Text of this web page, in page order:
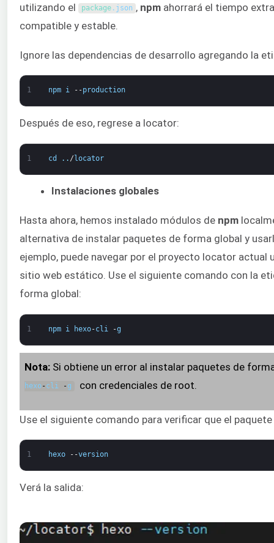
utilizando el
package. json , npmahorrará el tiempo
compatible y estable.
Ignore las dependencias de desarrollo agregando la
1 npm i --production
Después de eso, regrese a locator:
1 cd . . /locator
Instalaciones globales
Hasta ahora, hemos instalado módulos de npm
alternativa de instalar paquetes de forma global y
ejemplo, puede navegar por el proyecto locator
sitio web estático. Use el siguiente comando con la
forma global:
1 npm i hexo-cli -g
Nota: Si obtiene un error al instalar paquetes de
hexo-cli -g con credenciales de root.
Use el siguiente comando para verificar que el
1 hexo --version
Verá la salida: